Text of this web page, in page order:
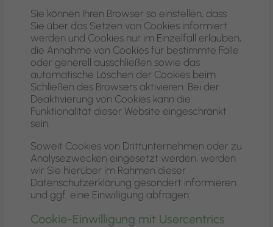
Sie können Ihren Browser so einstellen, dass
Sie über das Setzen von Cookies informiert
werden und Cookies nur im Einzelfall erlauben,
die Annahme von Cookies für bestimmte Fälle
oder generell ausschließen sowie das
automatische Löschen der Cookies beim
Schließen des Browsers aktivieren. Bei der
Deaktivierung von Cookies kann die
Funktionalität dieser Website eingeschränkt
sein.
Soweit Cookies von Drittunternehmen oder zu
Analysezwecken eingesetzt werden, werden
wir Sie hierüber im Rahmen dieser
Datenschutzerklärung gesondert informieren
und ggf. eine Einwilligung abfragen.
Cookie-Einwilligung mit Usercentrics